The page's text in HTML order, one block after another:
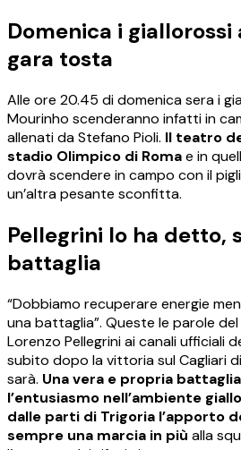
Domenica i giallorossi
gara tosta
Alle ore 20.45 di domenica sera i
Mourinho scenderanno infatti in
allenati da Stefano Pioli. Il teatro
stadio Olimpico di Romae in
dovrà scendere in campo con il
un’altra pesante sconfitta.
Pellegrini lo ha detto,
battaglia
“Dobbiamo recuperare energie
una battaglia”. Queste le parole
Lorenzo Pellegrini ai canali ufficiali
subito dopo la vittoria sul Cagliari
sarà. Una vera e propria
l’entusiasmo nell’ambiente
dalle parti di Trigoria l’apporto
sempre una marcia in più alla